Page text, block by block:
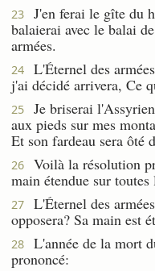
23
J'en ferai le gîte du
balaierai avec le balai
armées.
24
L'Éternel des
j'ai décidé arrivera, Ce
25
Je briserai
aux pieds sur mes
Et son fardeau sera ôté
26
Voilà la résolution
main étendue sur toutes
27
L'Éternel des
opposera? Sa main est
28
L'année de la mort
prononcé: